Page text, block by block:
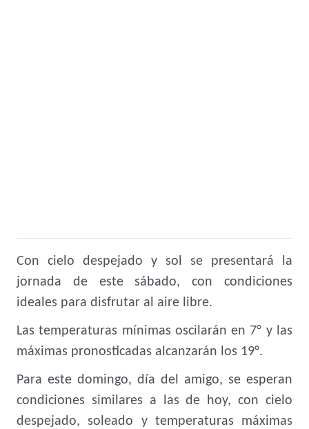
Con cielo despejado y sol se presentará la
jornada de este sábado, con condiciones
ideales para disfrutar al aire libre.
Las temperaturas mínimas oscilarán en 7° y las
máximas pronosticadas alcanzarán los 19°.
Para este domingo, día del amigo, se esperan
condiciones similares a las de hoy, con cielo
despejado, soleado y temperaturas máximas